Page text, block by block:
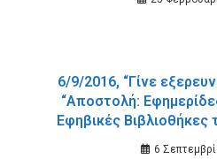
6/9/2016, “Γίνε
“Αποστολή:
Εφηβικές
6